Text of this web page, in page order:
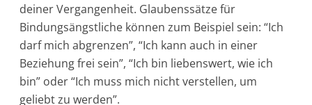
deiner Vergangenheit. Glaubenssätze für
Bindungsängstliche können zum Beispiel sein: “Ich
darf mich abgrenzen”, “Ich kann auch in einer
Beziehung frei sein”, “Ich bin liebenswert, wie ich
bin” oder “Ich muss mich nicht verstellen, um
geliebt zu werden”.